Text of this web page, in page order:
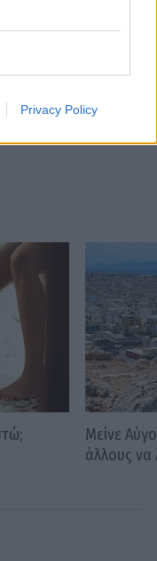
Privacy Policy
Μείνε
άλλους να